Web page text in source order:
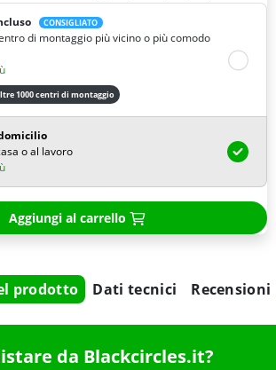
CONSIGLIATO
di montaggio più vicino o più comodo
1000 centri di montaggio
o al lavoro
Aggiungi al carrello
prodotto Dati tecnici Recensioni
da Blackcircles.it?